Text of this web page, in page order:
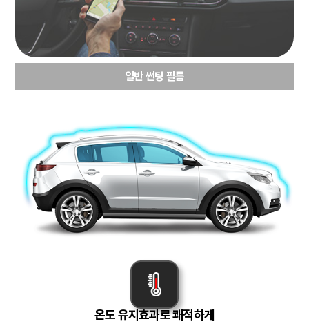
일반 썬팅 필름
온도 유지효과로 쾌적하게